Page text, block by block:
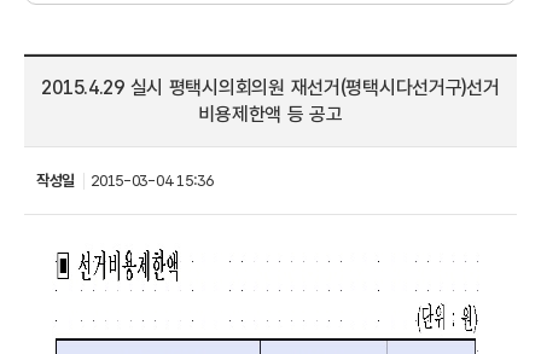
2015.4.29 실시 평택시의회의원 재선거(평택시다선거구)선거
비용제한액 등 공고
작성일 2015-03-04 15:36